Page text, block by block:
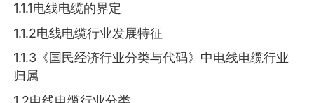
1.1.1电线电缆的界定
1.1.2电线电缆行业发展特征
1.1.3《国民经济行业分类与代码》中电线电缆行业
归属